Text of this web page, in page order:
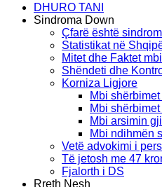
DHURO TANI
Sindroma Down
Çfarë është
Statistikat në
Mitet dhe Faktet
Shëndeti dhe
Korniza Ligjore
Mbi
Mbi
Mbi arsimin
Mbi ndihmën
Vetë advokimi i
Të jetosh me 47
Fjalorth i DS
Rreth Nesh